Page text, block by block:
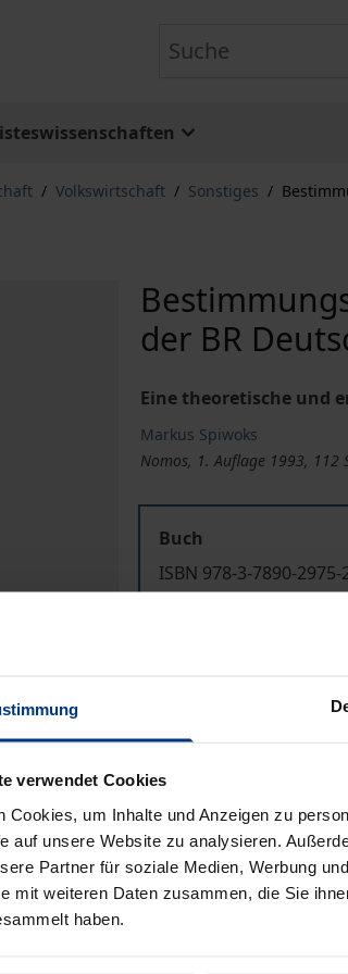
verwendet Cookies
Cookies, um Inhalte und Anzeigen zu
auf unsere Website zu analysieren.
Partner für soziale Medien, Werbung
mit weiteren Daten zusammen, die Sie
haben.
/ Volkswirtschaft / Sonstiges /
der BR
Eine theoretische und
Markus Spiwoks
Nomos, 1. Auflage 1993, 112
Buch
ISBN 978-3-7890-2975-
In den Warenkorb
Hinweise zu Versandkosten
je gefragt. Von der richtigen
auch in der Wirtschaftspolitik ab.